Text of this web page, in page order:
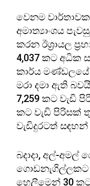
වෙනම වාර්තාවක
අමාත්‍යාංශය
කරන ඊශ්‍රායල
4,037 කට අධික
කාර්ය මණ්ඩලයේ
මරා දමා ඇති
7,259 කට වැඩි
කට වැඩි පිරිසක්
වැඩිදුරටත් සඳහන්
බදාදා, අල්-අමල්
ගොඩනැගිල්ලකට
හෙලීමෙන් 30